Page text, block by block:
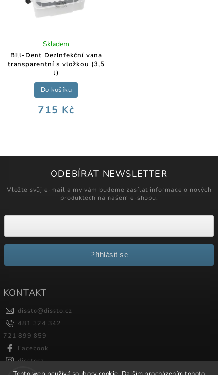
Bill-Dent Dezinfekční vana
transparentní s vložkou (3,5
l)
Skladem
715 Kč
Do košíku
ODEBÍRAT NEWSLETTER
Vložte svůj e-mail a my vám budeme zasílat informace o nových
produktech na našem e-shopu.
Přihlásit se
KONTAKT
dissto@dissto.cz
481 324 342
721 899 859
Facebook
disstocz